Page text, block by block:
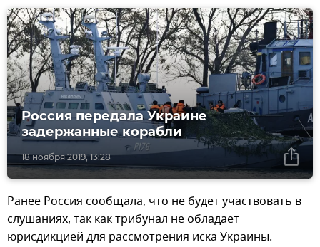
18 ноября 2019, 13:28
Россия передала Украине
задержанные корабли
Ранее Россия сообщала, что не будет участвовать в
слушаниях, так как трибунал не обладает
юрисдикцией для рассмотрения иска Украины.